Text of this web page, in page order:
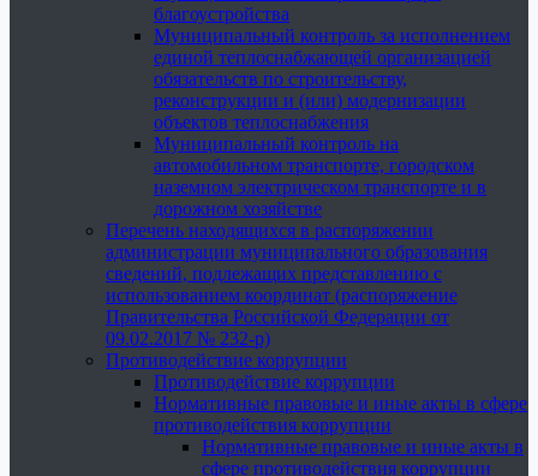
благоустройства
Муниципальный контроль за исполнением
единой теплоснабжающей организацией
обязательств по строительству,
реконструкции и (или) модернизации
объектов теплоснабжения
Муниципальный контроль на
автомобильном транспорте, городском
наземном электрическом транспорте и в
дорожном хозяйстве
Перечень находящихся в распоряжении
администрации муниципального образования
сведений, подлежащих представлению с
использованием координат (распоряжение
Правительства Российской Федерации от
09.02.2017 № 232-р)
Противодействие коррупции
Противодействие коррупции
Нормативные правовые и иные акты в сфере
противодействия коррупции
Нормативные правовые и иные акты в
сфере противодействия коррупции